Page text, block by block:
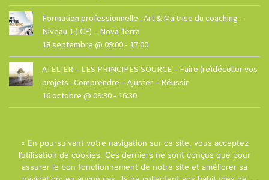
Formation professionnelle : Art & Maitrise du coaching –
Niveau 1 (ICF) – Nova Terra
18 septembre @ 09:00- 17:00
ATELIER – LES PRINCIPES SOURCE – Faire (re)décoller vos
projets : Comprendre – Ajuster – Réussir
16 octobre @ 09:30- 16:30
« En poursuivant votre navigation sur ce site, vous acceptez
l’utilisation de cookies. Ces derniers ne sont conçus que pour
assurer le bon fonctionnement de notre site et améliorer sa